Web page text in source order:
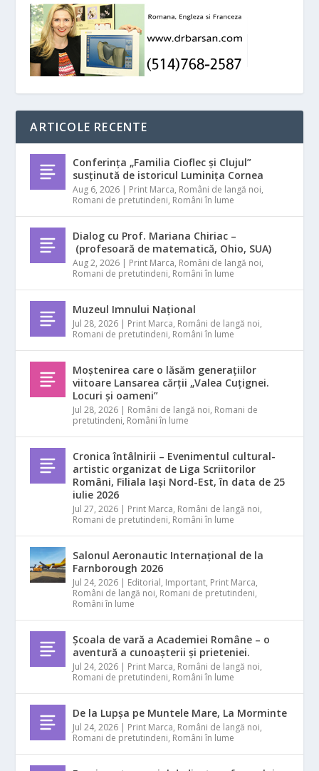
ARTICOLE RECENTE
Conferința „Familia Cioflec și Clujul”
susținută de istoricul Luminița Cornea
Aug 6, 2026 | Print Marca, Români de langă noi,
Romani de pretutindeni, Români în lume
Dialog cu Prof. Mariana Chiriac –
(profesoară de matematică, Ohio, SUA)
Aug 2, 2026 | Print Marca, Români de langă noi,
Romani de pretutindeni, Români în lume
Muzeul Imnului Național
Jul 28, 2026 | Print Marca, Români de langă noi,
Romani de pretutindeni, Români în lume
Moștenirea care o lăsăm generațiilor
viitoare Lansarea cărții „Valea Cuțignei.
Locuri și oameni”
Jul 28, 2026 | Români de langă noi, Romani de
pretutindeni, Români în lume
Cronica întâlnirii – Evenimentul cultural-
artistic organizat de Liga Scriitorilor
Români, Filiala Iași Nord-Est, în data de 25
iulie 2026
Jul 27, 2026 | Print Marca, Români de langă noi,
Romani de pretutindeni, Români în lume
Salonul Aeronautic Internațional de la
Farnborough 2026
Jul 24, 2026 | Editorial, Important, Print Marca,
Români de langă noi, Romani de pretutindeni,
Români în lume
Școala de vară a Academiei Române – o
aventură a cunoașterii și prieteniei.
Jul 24, 2026 | Print Marca, Români de langă noi,
Romani de pretutindeni, Români în lume
De la Lupșa pe Muntele Mare, La Morminte
Jul 24, 2026 | Print Marca, Români de langă noi,
Romani de pretutindeni, Români în lume